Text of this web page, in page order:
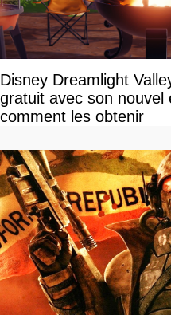
Disney Dreamlight
gratuit avec son nouvel
comment les obtenir